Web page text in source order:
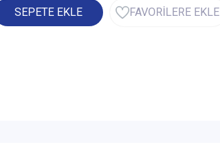
SEPETE EKLE FAVORİLERE EKLE